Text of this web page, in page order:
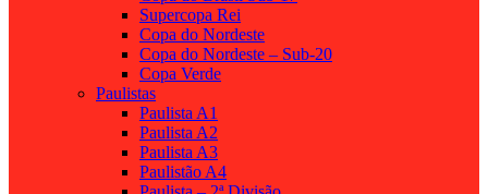
Supercopa Rei
Copa do Nordeste
Copa do Nordeste – Sub-20
Copa Verde
Paulistas
Paulista A1
Paulista A2
Paulista A3
Paulistão A4